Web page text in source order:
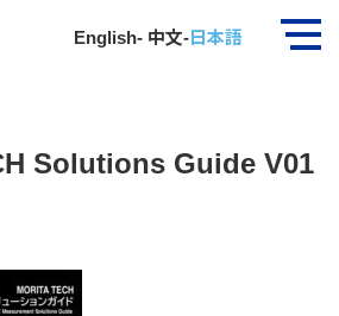
English- 中文-日本語
MORITA TECH Solution…
Solutions Guide V01